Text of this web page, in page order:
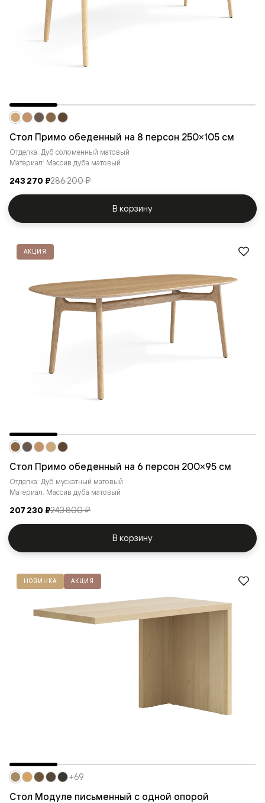
Стол Примо обеденный на 8 персон 250×105 см
Отделка: Дуб соломенный матовый
Материал: Массив дуба матовый
243 270 ₽286 200 ₽
В корзину
АКЦИЯ
Стол Примо обеденный на 6 персон 200×95 см
Отделка: Дуб мускатный матовый
Материал: Массив дуба матовый
207 230 ₽243 800 ₽
В корзину
НОВИНКА АКЦИЯ
Стол Модуле письменный с одной опорой
+69